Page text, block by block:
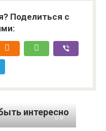
Поделиться с
интересно
0